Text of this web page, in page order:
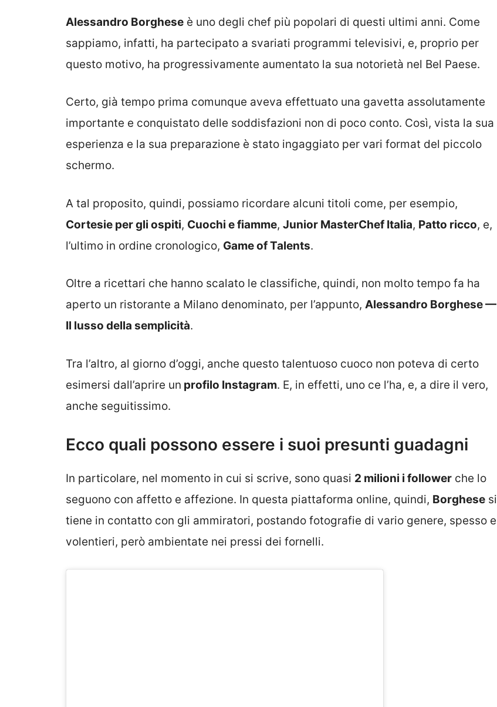
Alessandro Borghese è uno degli chef più popolari di questi ultimi anni. Come
sappiamo, infatti, ha partecipato a svariati programmi televisivi, e, proprio per
questo motivo, ha progressivamente aumentato la sua notorietà nel Bel Paese.
Certo, già tempo prima comunque aveva effettuato una gavetta assolutamente
importante e conquistato delle soddisfazioni non di poco conto. Così, vista la sua
esperienza e la sua preparazione è stato ingaggiato per vari format del piccolo
schermo.
A tal proposito, quindi, possiamo ricordare alcuni titoli come, per esempio,
Cortesie per gli ospiti, Cuochi e fiamme, Junior MasterChef Italia, Patto ricco, e,
l’ultimo in ordine cronologico, Game of Talents.
Oltre a ricettari che hanno scalato le classifiche, quindi, non molto tempo fa ha
aperto un ristorante a Milano denominato, per l’appunto, Alessandro Borghese —
Il lusso della semplicità.
Tra l’altro, al giorno d’oggi, anche questo talentuoso cuoco non poteva di certo
esimersi dall’aprire un profilo Instagram. E, in effetti, uno ce l’ha, e, a dire il vero,
anche seguitissimo.
Ecco quali possono essere i suoi presunti guadagni
In particolare, nel momento in cui si scrive, sono quasi 2 milioni i follower che lo
seguono con affetto e affezione. In questa piattaforma online, quindi, Borghese si
tiene in contatto con gli ammiratori, postando fotografie di vario genere, spesso e
volentieri, però ambientate nei pressi dei fornelli.